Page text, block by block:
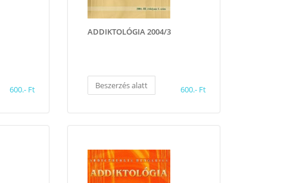
600.- Ft
ADDIKTOLÓGIA 2004/3
Beszerzés alatt 600.- Ft